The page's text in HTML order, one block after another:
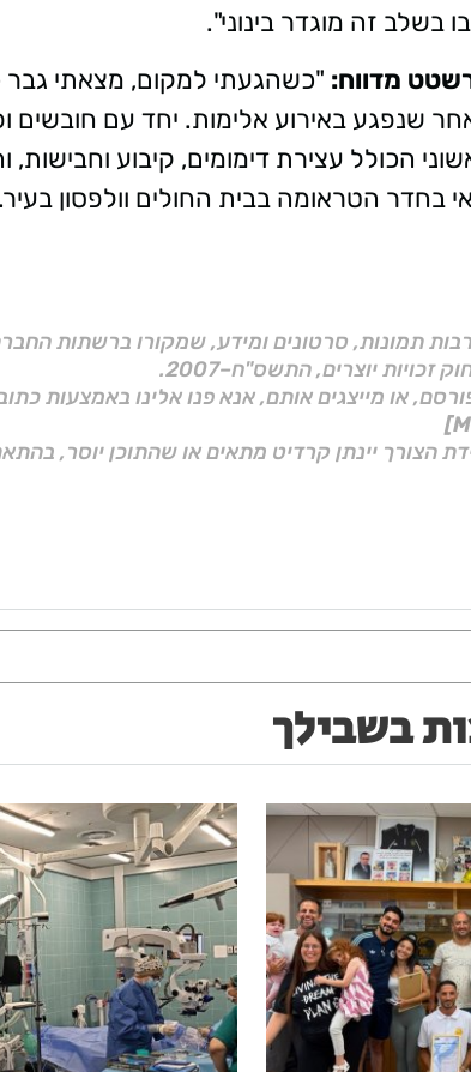
בשלב זה מוגדר בינוני".
מדווח:
שנפגע באירוע אלימות. יחד עם
הכולל עצירת דימומים, קיבוע וחבישות,
בחדר הטראומה בבית החולים וולפסון
תמונות, סרטונים ומידע, שמקורו ברשתות
או מייצגים אותם, אנא פנו אלינו באמצעות
הצורך יינתן קרדיט מתאים או שהתוכן יוסר,
בשבילך